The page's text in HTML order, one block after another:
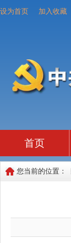
设为首页 加入收藏
首页
您当前的位置：